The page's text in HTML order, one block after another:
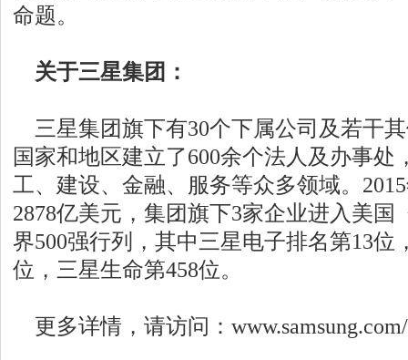
命题。
关于三星集团：
三星集团旗下有30个下属公司及若干
国家和地区建立了600余个法人及办事处
工、建设、金融、服务等众多领域。
2878亿美元，集团旗下3家企业进入美国
界500强行列，其中三星电子排名第13位
位，三星生命第458位。
更多详情，请访问：